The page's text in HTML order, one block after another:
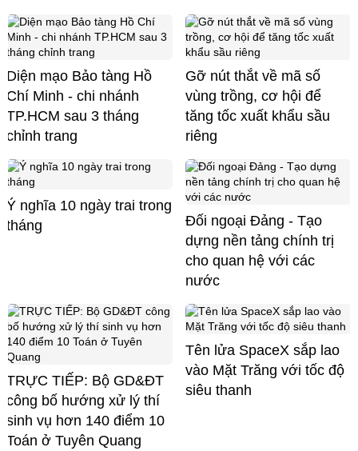
Diện mạo Bảo tàng Hồ
Chí Minh - chi nhánh
TP.HCM sau 3 tháng
chỉnh trang
Gỡ nút thắt về mã số
vùng trồng, cơ hội để
tăng tốc xuất khẩu sầu
riêng
Ý nghĩa 10 ngày trai trong
tháng
Đối ngoại Đảng - Tạo
dựng nền tảng chính trị
cho quan hệ với các
nước
TRỰC TIẾP: Bộ GD&ĐT
công bố hướng xử lý thí
sinh vụ hơn 140 điểm 10
Toán ở Tuyên Quang
Tên lửa SpaceX sắp lao
vào Mặt Trăng với tốc độ
siêu thanh